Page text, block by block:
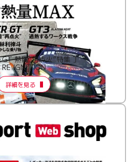
GT 熱闘“再点火”特集 ］
RE:IGNITION
詳細を見る